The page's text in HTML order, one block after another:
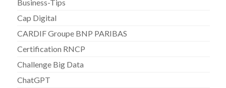
Business-Tips
Cap Digital
CARDIF Groupe BNP PARIBAS
Certification RNCP
Challenge Big Data
ChatGPT